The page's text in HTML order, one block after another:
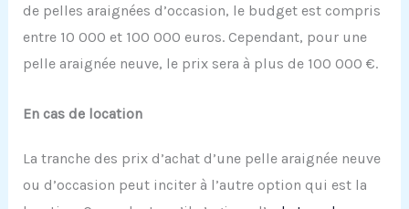
de pelles araignées d’occasion, le budget est compris
entre 10 000 et 100 000 euros. Cependant, pour une
pelle araignée neuve, le prix sera à plus de 100 000 €.
En cas de location
La tranche des prix d’achat d’une pelle araignée neuve
ou d’occasion peut inciter à l’autre option qui est la